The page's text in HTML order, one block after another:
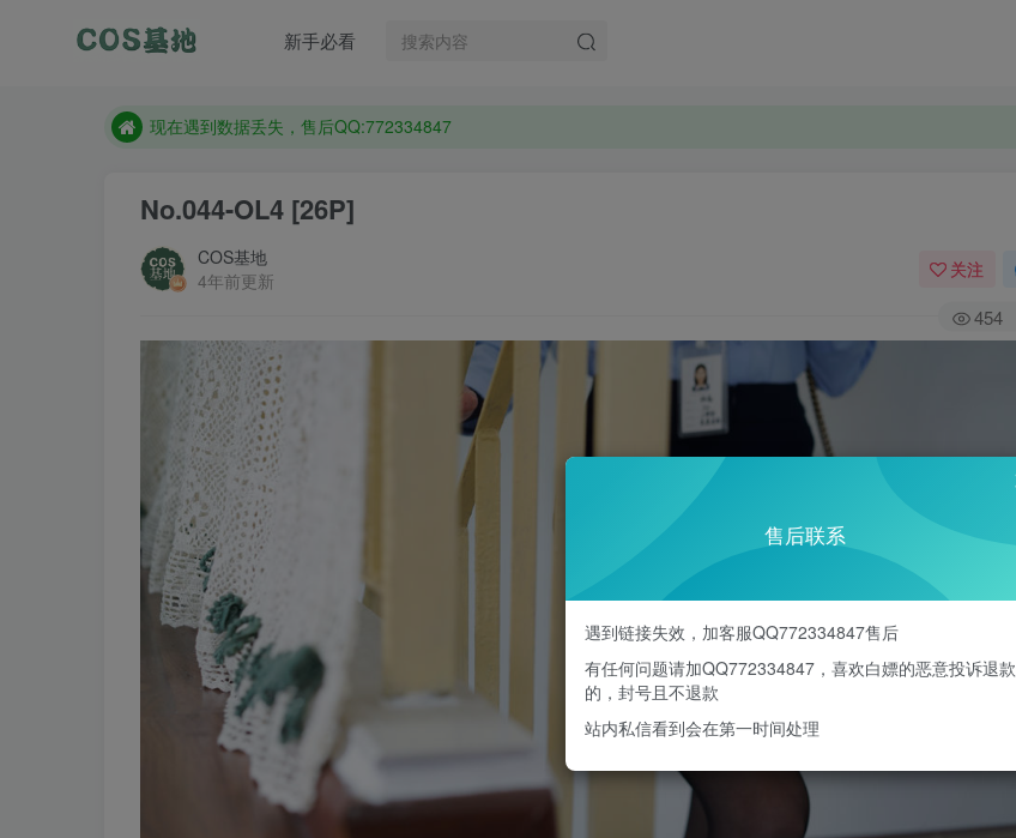
新手必看
售后QQ:772334847
现在遇到数据丢失，售后QQ:772334847
防失联：百度搜索《趣画刊》，实时查看最新站点。
No.044-OL4 [26P]
COS基地
4年前更新
关注
454
售后联系
遇到链接失效，加客服QQ772334847售后
有任何问题请加QQ772334847，喜欢白嫖的恶意投诉退款
的，封号且不退款
站内私信看到会在第一时间处理